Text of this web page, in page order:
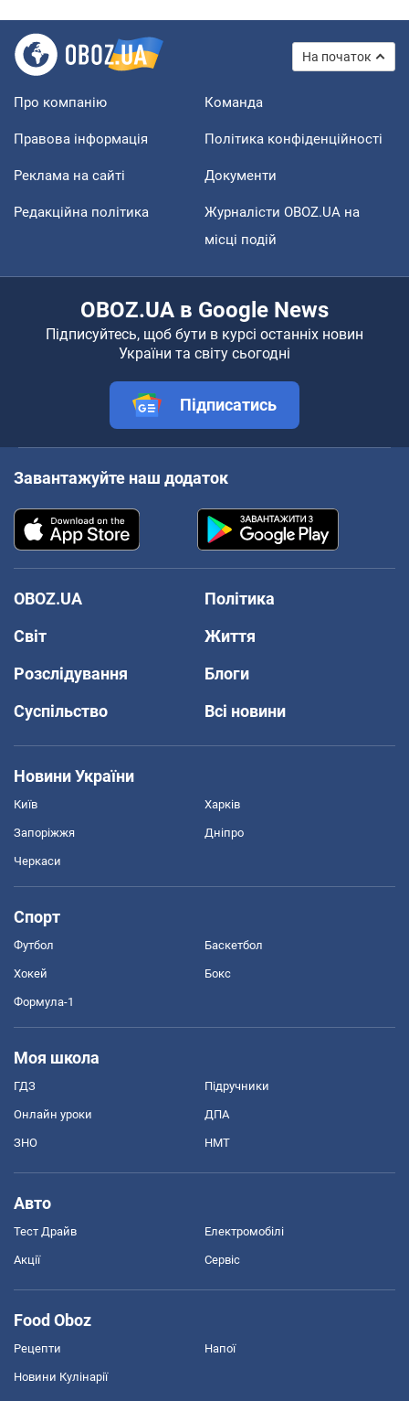
На початок
Про компанію Команда
Правова інформація Політика конфіденційності
Реклама на сайті Документи
Редакційна політика
Журналісти OBOZ.UA на
місці подій
OBOZ.UA в Google News
Підписуйтесь, щоб бути в курсі останніх новин
України та світу сьогодні
Підписатись
Завантажуйте наш додаток
OBOZ.UA
Політика
Світ
Життя
Розслідування
Блоги
Суспільство
Всі новини
Новини України
Київ Харків
Запоріжжя Дніпро
Черкаси
Спорт
Футбол Баскетбол
Хокей Бокс
Формула-1
Моя школа
ГДЗ Підручники
Онлайн уроки ДПА
ЗНО НМТ
Авто
Тест Драйв Електромобілі
Акції Сервіс
Food Oboz
Рецепти Напої
Новини Кулінарії